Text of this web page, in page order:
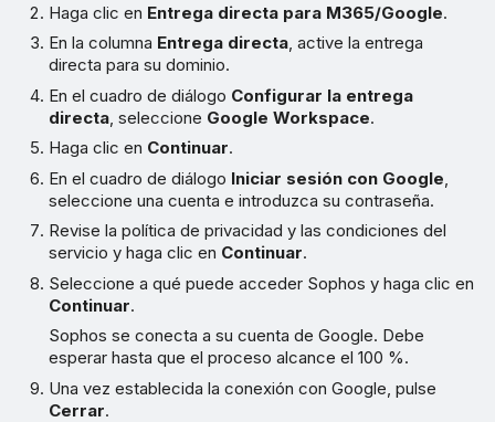
Haga clic en Entrega directa para M365/Google.
En la columna Entrega directa, active la entrega
directa para su dominio.
En el cuadro de diálogo Configurar la entrega
directa , seleccione Google Workspace.
Haga clic en Continuar.
En el cuadro de diálogo Iniciar sesión con Google
seleccione una cuenta e introduzca su contraseña.
Revise la política de privacidad y las condiciones del
servicio y haga clic en Continuar.
Seleccione a qué puede acceder Sophos y haga clic en
Continuar.
Sophos se conecta a su cuenta de Google. Debe
esperar hasta que el proceso alcance el 100 %.
Una vez establecida la conexión con Google, pulse
Cerrar.